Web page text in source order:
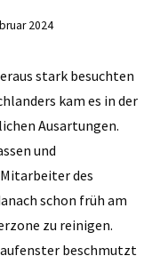
2024
stark besuchten
kam es in der
Ausartungen.
und
des
schon früh am
zu reinigen.
beschmutzt